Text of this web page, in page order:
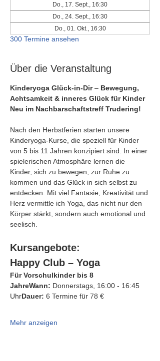
Do., 17. Sept., 16:30
Do., 24. Sept., 16:30
Do., 01. Okt., 16:30
300 Termine ansehen
Über die Veranstaltung
Kinderyoga Glück-in-Dir – Bewegung,
Achtsamkeit & inneres Glück für Kinder
Neu im Nachbarschaftstreff Trudering!
Nach den Herbstferien starten unsere
Kinderyoga-Kurse, die speziell für Kinder
von 5 bis 11 Jahren konzipiert sind. In einer
spielerischen Atmosphäre lernen die
Kinder, sich zu bewegen, zur Ruhe zu
kommen und das Glück in sich selbst zu
entdecken. Mit viel Fantasie, Kreativität und
Herz vermittle ich Yoga, das nicht nur den
Körper stärkt, sondern auch emotional und
seelisch.
Kursangebote:
Happy Club – Yoga
Für Vorschulkinder bis 8
JahreWann: Donnerstags, 16:00 - 16:45
UhrDauer: 6 Termine für 78 €
Mehr anzeigen